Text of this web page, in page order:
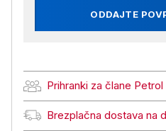
ODDAJTE
Prihranki za člane Petrol
Prihranki za člane Petrol
Brezplačna dostava na
Brezplačna dostava na dom